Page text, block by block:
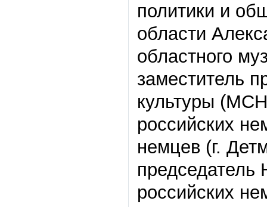
политики и
области
областного
заместитель
культуры
российских
немцев (г.
председатель
российских